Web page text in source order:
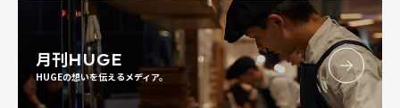
月刊HUGE
HUGEの想いを伝えるメディア。